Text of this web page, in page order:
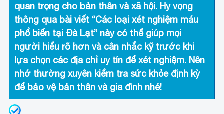
quan trọng cho bản thân và xã hội. Hy vọng
thông qua bài viết “Các loại xét nghiệm máu
phổ biến tại Đà Lạt” này có thể giúp mọi
người hiểu rõ hơn và cân nhắc kỹ trước khi
lựa chọn các địa chỉ uy tín để xét nghiệm. Nên
nhớ thường xuyên kiểm tra sức khỏe định kỳ
để bảo vệ bản thân và gia đình nhé!